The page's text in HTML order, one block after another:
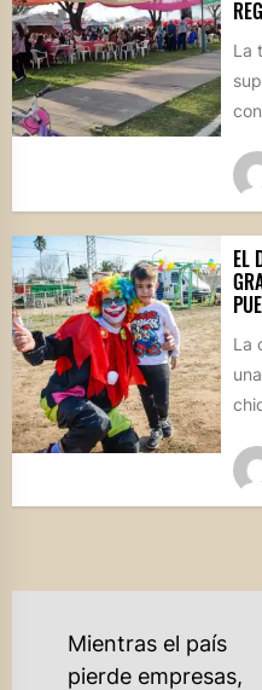
La
EL
La
NAVEGACIÓN
Mientras el país
pierde empresas,